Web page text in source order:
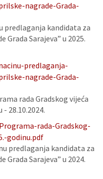
nagrade-Grada-
predlaganja kandidata za
Sarajeva” u 2025.
predlaganja-
nagrade-Grada-
rada Gradskog vijeća
- 28.10.2024.
rada-Gradskog-
godinu.pdf
predlaganja kandidata za
Sarajeva” u 2024.